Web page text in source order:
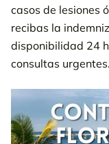
casos de lesiones
recibas la
disponibilidad 24
consultas urgentes.